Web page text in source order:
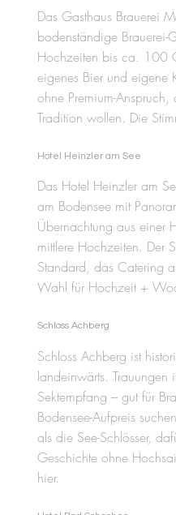
Das Gasthaus Brauerei
bodenständige Brauerei-
Hochzeiten bis ca. 100
eigenes Bier und eigene
ohne Premium-
Tradition wollen. Die
Hotel Heinzler am See
Das Hotel Heinzler am
am Bodensee mit
Übernachtung aus einer
mittlere Hochzeiten. Der
Standard, das Catering
Wahl für Hochzeit +
Schloss Achberg
Schloss Achberg ist
landeinwärts. Trauungen
Sektempfang – gut für
Bodensee-Aufpreis
als die See-Schlösser,
Geschichte ohne
hier.